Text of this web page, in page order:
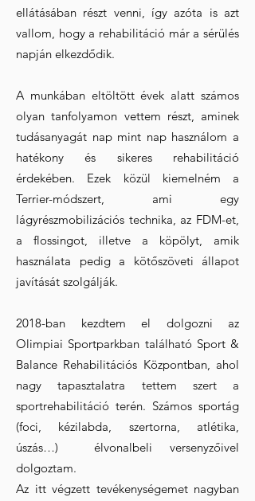
ellátásában részt venni, így azóta is azt
vallom, hogy a rehabilitáció már a sérülés
napján elkezdődik.
A munkában eltöltött évek alatt számos
olyan tanfolyamon vettem részt, aminek
tudásanyagát nap mint nap használom a
hatékony és sikeres rehabilitáció
érdekében. Ezek közül kiemelném a
Terrier-módszert, ami egy
lágyrészmobilizációs technika, az FDM-et,
a flossingot, illetve a köpölyt, amik
használata pedig a kötőszöveti állapot
javítását szolgálják.
2018-ban kezdtem el dolgozni az
Olimpiai Sportparkban található Sport &
Balance Rehabilitációs Központban, ahol
nagy tapasztalatra tettem szert a
sportrehabilitáció terén. Számos sportág
(foci, kézilabda, szertorna, atlétika,
úszás…) élvonalbeli versenyzőivel
dolgoztam.
Az itt végzett tevékenységemet nagyban